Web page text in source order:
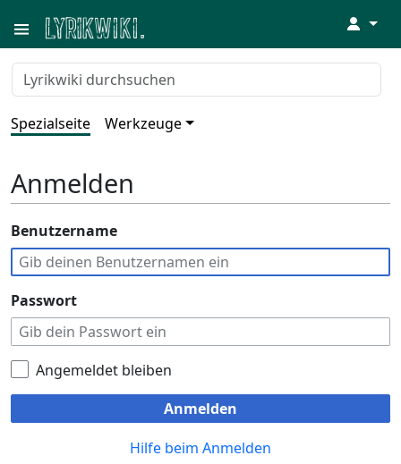
↓
Spezialseite Werkzeuge
Anmelden
Benutzername
Passwort
Angemeldet bleiben
Anmelden
Hilfe beim Anmelden